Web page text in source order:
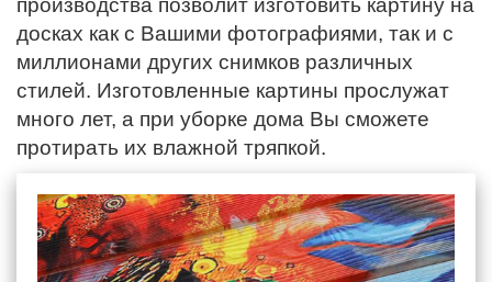
производства позволит изготовить картину на
досках как с Вашими фотографиями, так и с
миллионами других снимков различных
стилей. Изготовленные картины прослужат
много лет, а при уборке дома Вы сможете
протирать их влажной тряпкой.